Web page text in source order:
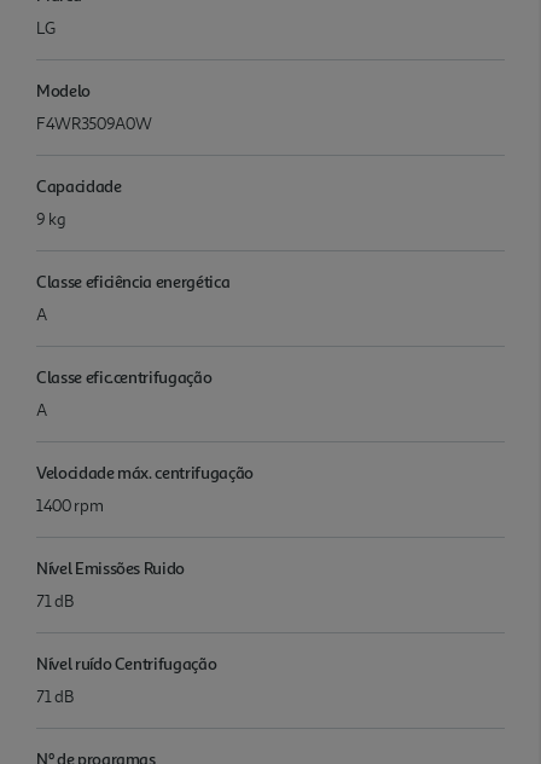
LG
Modelo
F4WR3509A0W
Capacidade
9 kg
Classe eficiência energética
A
Classe efic.centrifugação
A
Velocidade máx. centrifugação
1400 rpm
Nível Emissões Ruido
71 dB
Nível ruído Centrifugação
71 dB
Nº de programas